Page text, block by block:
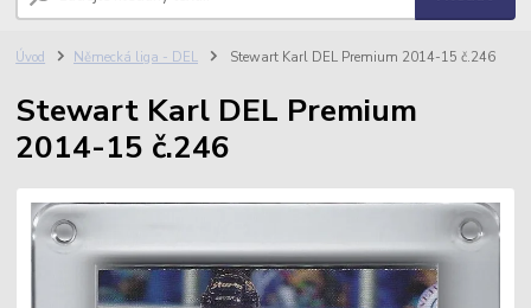
Úvod Německá liga - DEL Stewart Karl DEL Premium 2014-15 č.246
Stewart Karl DEL Premium
2014-15 č.246